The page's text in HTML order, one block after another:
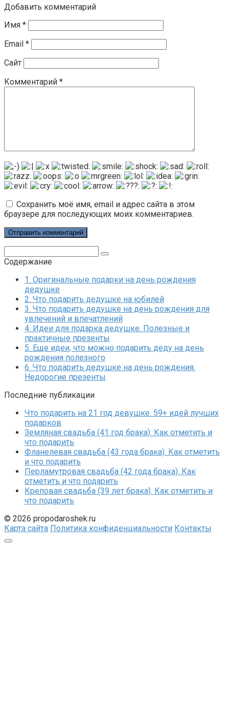
Добавить комментарий
Имя *
Email *
Сайт
Комментарий *
Сохранить моё имя, email и адрес сайта в этом
браузере для последующих моих комментариев.
Содержание
1. Оригинальные подарки на день рождения
дедушке
2. Что подарить дедушке на юбилей
3. Что подарить дедушке на день рождения для
увлечений и впечатлений
4. Идеи для подарка дедушке. Полезные и
практичные презенты
5. Еще идеи, что можно подарить деду на день
рождения полезного
6. Что подарить дедушке на день рождения.
Недорогие презенты
Последние публикации
Что подарить на 21 год девушке. 59+ идей лучших
подарков
Земляная свадьба (41 год брака). Как отметить и
что подарить
Фланелевая свадьба (43 года брака). Как отметить
и что подарить
Перламутровая свадьба (42 года брака). Как
отметить и что подарить
Креповая свадьба (39 лет брака). Как отметить и
что подарить
© 2026 propodaroshek.ru
Карта сайта Политика конфиденциальности Контакты